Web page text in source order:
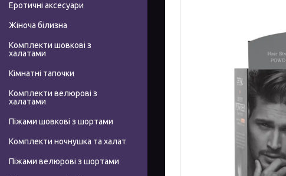
Еротичні аксесуари
Жіноча білизна
Комплекти шовкові з
халатами
Кімнатні тапочки
Комплекти велюрові з
халатами
Піжами шовкові з шортами
Комплекти ночнушка та халат
Піжами велюрові з шортами